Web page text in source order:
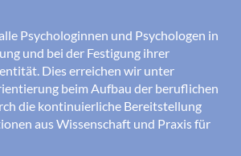
Psychologinnen und Psychologen in
und bei der Festigung ihrer
Dies erreichen wir unter
beim Aufbau der beruflichen
die kontinuierliche Bereitstellung
aus Wissenschaft und Praxis für